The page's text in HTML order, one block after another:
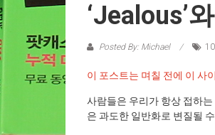
‘Jealous’
Posted By: Michael
이 포스트는 며칠 전에 이 사
사람들은 우리가 항상 접하
은 과도한 일반화로 변질될